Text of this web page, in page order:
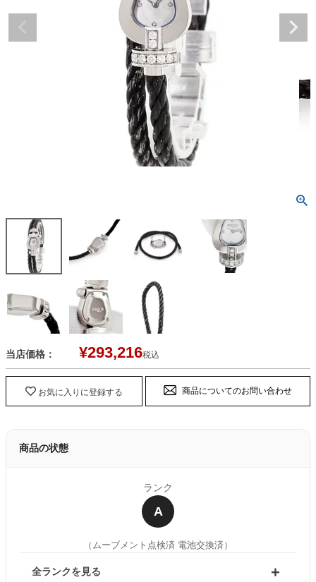
当店価格： ¥293,216税込
お気に入りに登録する 商品についてのお問い合わせ
商品の状態
ランク
A
（ムーブメント点検済 電池交換済）
全ランクを見る